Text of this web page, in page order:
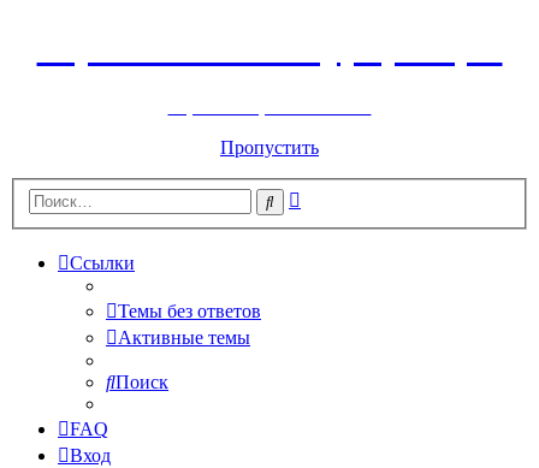
Пропустить
Поиск
Ссылки
Темы без ответов
Активные темы
Поиск
FAQ
Вход